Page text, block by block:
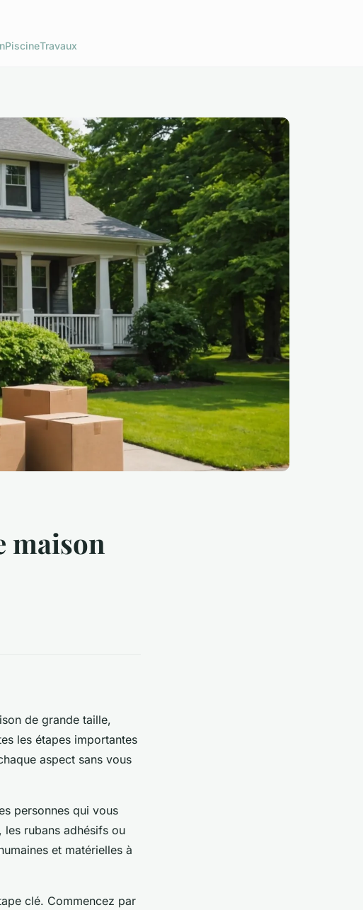
PiscineTravaux
maison
de grande taille,
les étapes importantes
aspect sans vous
personnes qui vous
rubans adhésifs ou
et matérielles à
clé. Commencez par